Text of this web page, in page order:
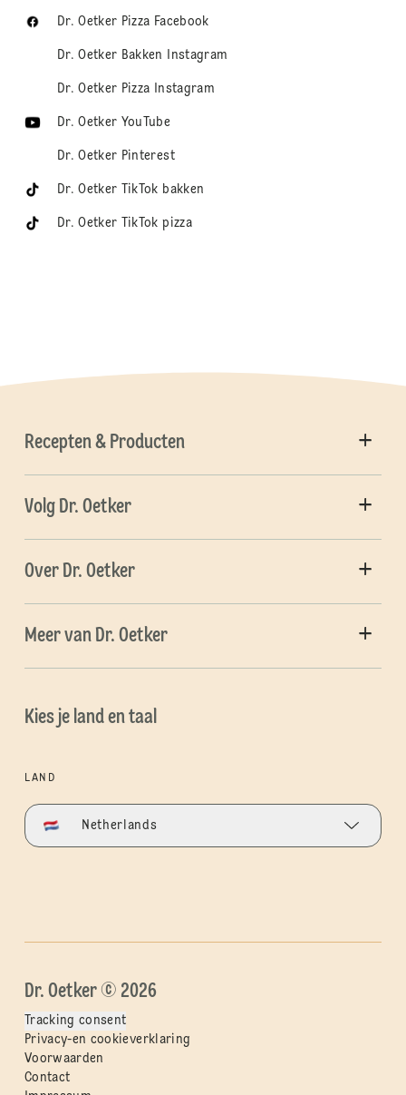
Dr. Oetker Pizza Facebook
Dr. Oetker Bakken Instagram
Dr. Oetker Pizza Instagram
Dr. Oetker YouTube
Dr. Oetker Pinterest
Dr. Oetker TikTok bakken
Dr. Oetker TikTok pizza
Recepten & Producten
Volg Dr. Oetker
Over Dr. Oetker
Meer van Dr. Oetker
Kies je land en taal
LAND
Netherlands
Dr. Oetker © 2026
Tracking consent
Privacy-en cookieverklaring
Voorwaarden
Contact